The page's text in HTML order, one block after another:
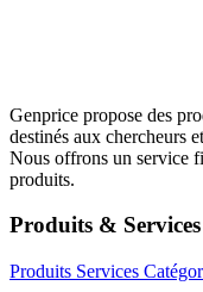
Genprice propose des
destinés aux chercheurs
Nous offrons un service
produits.
Produits & Services
Produits Services